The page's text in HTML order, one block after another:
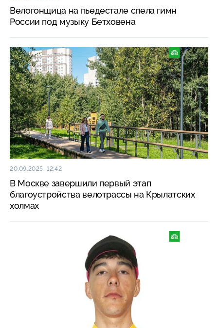
Велогонщица на пьедестале спела гимн
России под музыку Бетховена
20.09.2025, 12:42
В Москве завершили первый этап
благоустройства велотрассы на Крылатских
холмах